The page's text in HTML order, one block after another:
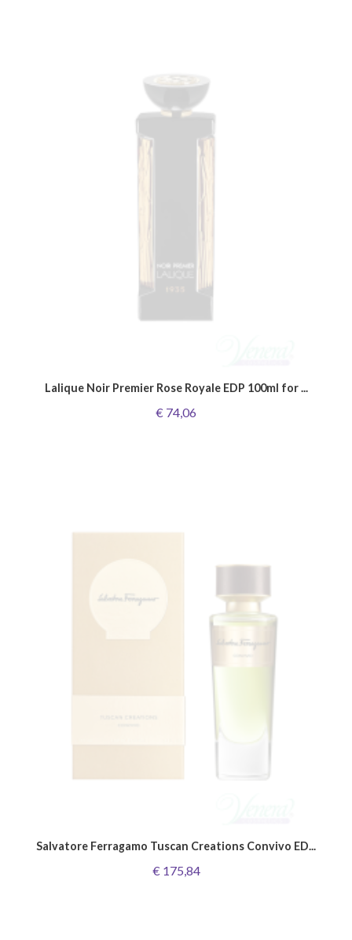
Lalique Noir Premier Rose Royale EDP 100ml for ...
€ 74,06
Salvatore Ferragamo Tuscan Creations Convivo ED...
€ 175,84